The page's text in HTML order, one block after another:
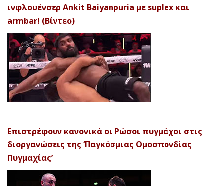
ινφλουένσερ Ankit Baiyanpuria με suplex και
armbar! (Βίντεο)
Επιστρέφουν κανονικά οι Ρώσοι πυγμάχοι στις
διοργανώσεις της ‘Παγκόσμιας Ομοσπονδίας
Πυγμαχίας’